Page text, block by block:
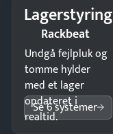
Lagerstyring
Rackbeat
Undgå fejlpluk og
tomme hylder
med et lager
opdateret i
realtid.
Se 6 systemer